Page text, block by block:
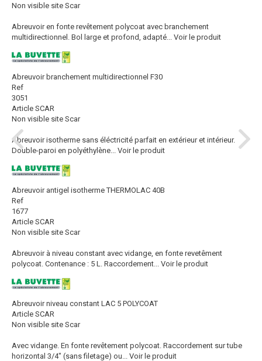
Non visible site Scar
Abreuvoir en fonte revêtement polycoat avec branchement
multidirectionnel. Bol large et profond, adapté...
Voir le produit
Abreuvoir branchement multidirectionnel F30
Ref
3051
Article SCAR
Non visible site Scar
Abreuvoir isotherme sans éléctricité parfait en extérieur et intérieur.
Double-paroi en polyéthylène...
Voir le produit
Abreuvoir antigel isotherme THERMOLAC 40B
Ref
1677
Article SCAR
Non visible site Scar
Abreuvoir à niveau constant avec vidange, en fonte revetêment
polycoat. Contenance : 5 L. Raccordement...
Voir le produit
Abreuvoir niveau constant LAC 5 POLYCOAT
Article SCAR
Non visible site Scar
Avec vidange. En fonte revêtement polycoat. Raccordement sur tube
horizontal 3/4" (sans filetage) ou...
Voir le produit